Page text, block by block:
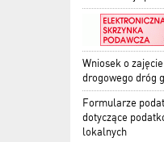
Wniosek o
drogowego dróg
Formularze
dotyczące
lokalnych